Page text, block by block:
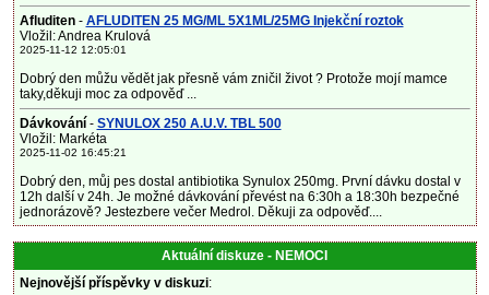
Afluditen- AFLUDITEN 25 MG/ML 5X1ML/25MG Injekční roztok
Vložil: Andrea Krulová
2025-11-12 12:05:01
Dobrý den můžu vědět jak přesně vám zničil život ? Protože mojí mamce
taky,děkuji moc za odpověď ...
Dávkování - SYNULOX 250 A.U.V. TBL 500
Vložil: Markéta
2025-11-02 16:45:21
Dobrý den, můj pes dostal antibiotika Synulox 250mg. První dávku dostal v
12h další v 24h. Je možné dávkování převést na 6:30h a 18:30h bezpečné
jednorázově? Jestezbere večer Medrol. Děkuji za odpověď....
Aktuální diskuze - NEMOCI
Nejnovější příspěvky v diskuzi: